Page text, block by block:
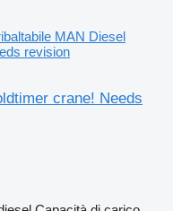
MAN Diesel
revision
crane! Needs